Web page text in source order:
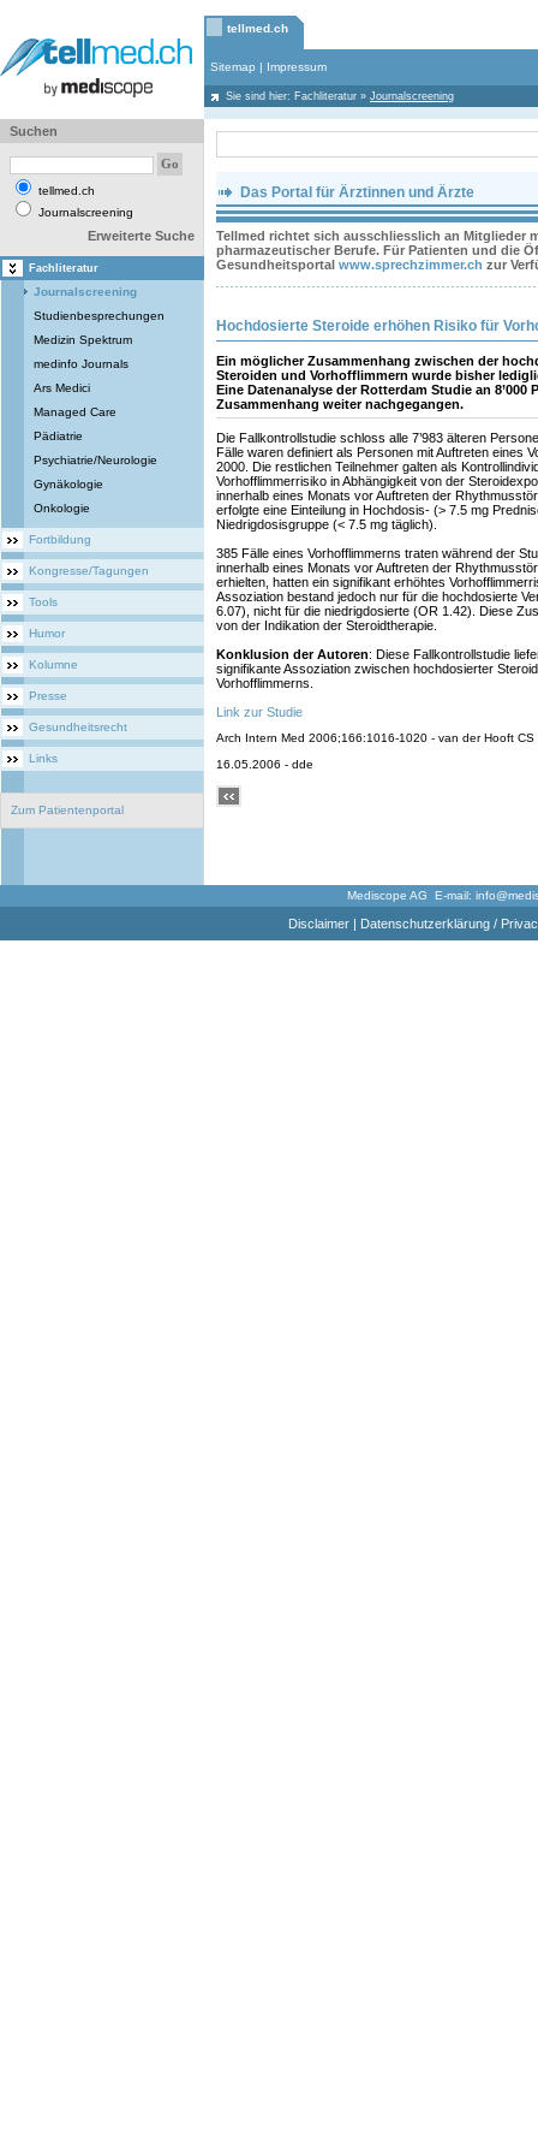
tellmed.ch
Sitemap | Impressum
Sie sind hier: Fachliteratur » Journalscreening
Suchen
tellmed.ch
Journalscreening
Erweiterte Suche
Fachliteratur
Journalscreening
Studienbesprechungen
Medizin Spektrum
medinfo Journals
Ars Medici
Managed Care
Pädiatrie
Psychiatrie/Neurologie
Gynäkologie
Onkologie
Fortbildung
Kongresse/Tagungen
Tools
Humor
Kolumne
Presse
Gesundheitsrecht
Links
Zum Patientenportal
Das Portal für Ärztinnen und Ärzte
Tellmed richtet sich ausschliesslich an Mitglieder
pharmazeutischer Berufe. Für Patienten und die
Gesundheitsportal www.sprechzimmer.ch zur
Hochdosierte Steroide erhöhen Risiko für
Ein möglicher Zusammenhang zwischen der
Steroiden und Vorhofflimmern wurde bisher
Eine Datenanalyse der Rotterdam Studie an 8’000
Zusammenhang weiter nachgegangen.
Die Fallkontrollstudie schloss alle 7’983 älteren
Fälle waren definiert als Personen mit Auftreten eines
2000. Die restlichen Teilnehmer galten als
Vorhofflimmerrisiko in Abhängigkeit von der
innerhalb eines Monats vor Auftreten der
erfolgte eine Einteilung in Hochdosis- (> 7.5 mg
Niedrigdosisgruppe (< 7.5 mg täglich).
385 Fälle eines Vorhofflimmerns traten während der
innerhalb eines Monats vor Auftreten der
erhielten, hatten ein signifikant erhöhtes
Assoziation bestand jedoch nur für die hochdosierte
6.07), nicht für die niedrigdosierte (OR 1.42). Diese
von der Indikation der Steroidtherapie.
Konklusion der Autoren: Diese Fallkontrollstudie
signifikante Assoziation zwischen hochdosierter
Vorhofflimmerns.
Link zur Studie
Arch Intern Med 2006;166:1016-1020 - van der Hooft CS
16.05.2006 - dde
Mediscope AG E-mail:
Disclaimer| Datenschutzerklärung /